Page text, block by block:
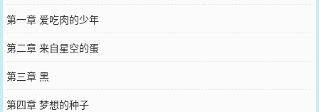
第一章 爱吃肉的少年
第二章 来自星空的蛋
第三章 黑
第四章 梦想的种子